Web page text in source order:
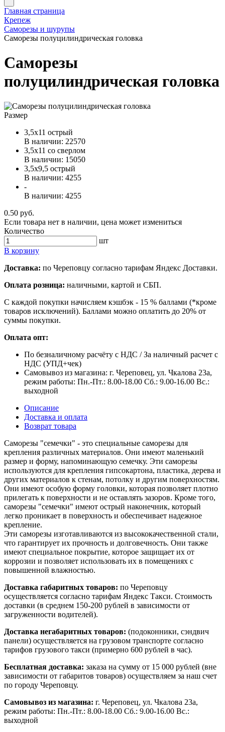
Главная страница
Крепеж
Саморезы и шурупы
Саморезы полуцилиндрическая головка
Саморезы
полуцилиндрическая головка
Размер
3,5х11 острый
В наличии: 22570
3,5х11 со сверлом
В наличии: 15050
3,5х9,5 острый
В наличии: 4255
-
В наличии: 4255
0.50 руб.
Если товара нет в наличии, цена может измениться
Количество
шт
В корзину
Доставка: по Череповцу согласно тарифам Яндекс Доставки.
Оплата розница: наличными, картой и СБП.
С каждой покупки начисляем кэшбэк - 15 % баллами (*кроме
товаров исключений). Баллами можно оплатить до 20% от
суммы покупки.
Оплата опт:
По безналичному расчёту с НДС / За наличный расчет с
НДС (УПД+чек)
Самовывоз из магазина: г. Череповец, ул. Чкалова 23а,
режим работы: Пн.-Пт.: 8.00-18.00 Сб.: 9.00-16.00 Вс.:
выходной
Описание
Доставка и оплата
Возврат товара
Саморезы "семечки" - это специальные саморезы для
крепления различных материалов. Они имеют маленький
размер и форму, напоминающую семечку. Эти саморезы
используются для крепления гипсокартона, пластика, дерева и
других материалов к стенам, потолку и другим поверхностям.
Они имеют особую форму головки, которая позволяет плотно
прилегать к поверхности и не оставлять зазоров. Кроме того,
саморезы "семечки" имеют острый наконечник, который
легко проникает в поверхность и обеспечивает надежное
крепление.
Эти саморезы изготавливаются из высококачественной стали,
что гарантирует их прочность и долговечность. Они также
имеют специальное покрытие, которое защищает их от
коррозии и позволяет использовать их в помещениях с
повышенной влажностью.
Доставка габаритных товаров: по Череповцу
осуществляется согласно тарифам Яндекс Такси. Стоимость
доставки (в среднем 150-200 рублей в зависимости от
загруженности водителей).
Доставка негабаритных товаров: (подоконники, сэндвич
панели) осуществляется на грузовом транспорте согласно
тарифов грузового такси (примерно 600 рублей в час).
Бесплатная доставка: заказа на сумму от 15 000 рублей (вне
зависимости от габаритов товаров) осуществляем за наш счет
по городу Череповцу.
Самовывоз из магазина: г. Череповец, ул. Чкалова 23а,
режим работы: Пн.-Пт.: 8.00-18.00 Сб.: 9.00-16.00 Вс.:
выходной